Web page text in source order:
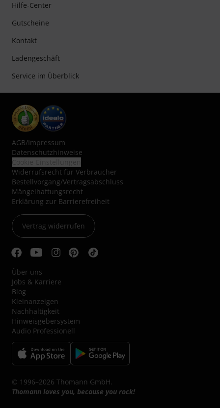
Hilfe-Center
Gutscheine
Kontakt
Ladengeschäft
Service im Überblick
AGB/Impressum
Datenschutzhinweise
Widerrufsrecht für Verbraucher
Bestellvorgang/Vertragsabschluss
Mängelhaftungsrecht
Erklärung zur Barrierefreiheit
Vertrag widerrufen
Über uns
Jobs & Karriere
Blog
Kleinanzeigen
Nachhaltigkeit
Hinweisgebersystem
Audio Professionell
© 1996–2026 Thomann GmbH.
Thomann loves you, because you rock!